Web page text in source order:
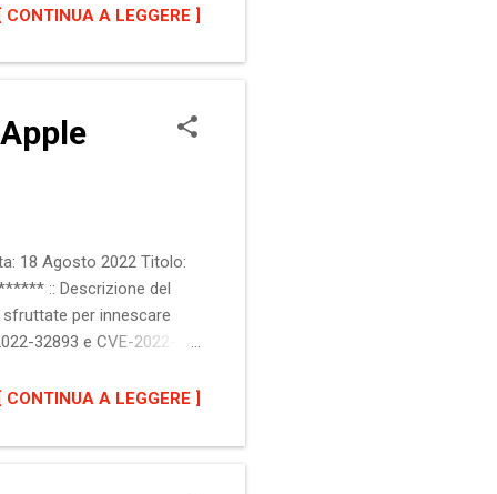
il software alla
CONTINUA A LEGGERE ]
Agosto 2022 Titolo:
:: Descrizione del
per innescare
32893 e CVE-2022-
iPadOS 15.6.1 ::
CONTINUA A LEGGERE ]